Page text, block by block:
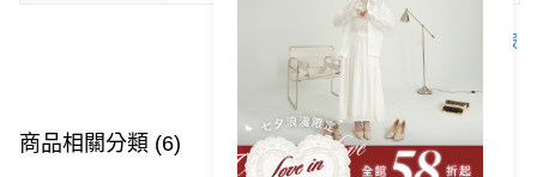
客服
商品相關分類 (6) 查看全部